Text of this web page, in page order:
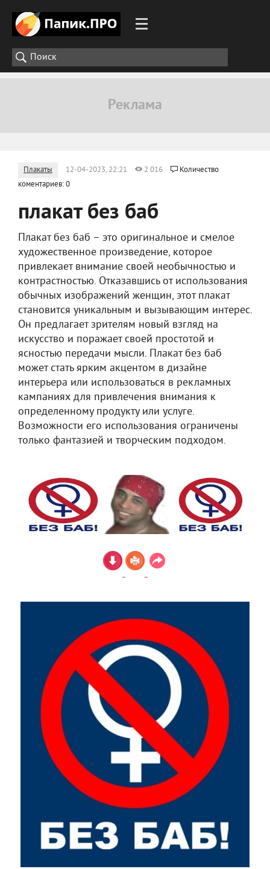
Плакаты 12-04-2023, 22:21 2 016
Количество
коментариев: 0
плакат без баб
Плакат без баб – это оригинальное и смелое
художественное произведение, которое
привлекает внимание своей необычностью и
контрастностью. Отказавшись от использования
обычных изображений женщин, этот плакат
становится уникальным и вызывающим интерес.
Он предлагает зрителям новый взгляд на
искусство и поражает своей простотой и
ясностью передачи мысли. Плакат без баб
может стать ярким акцентом в дизайне
интерьера или использоваться в рекламных
кампаниях для привлечения внимания к
определенному продукту или услуге.
Возможности его использования ограничены
только фантазией и творческим подходом.